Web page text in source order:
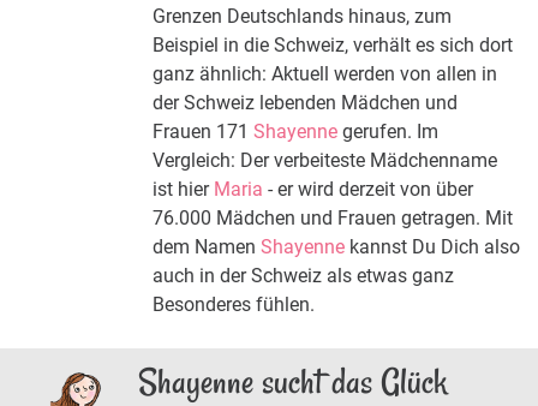
Grenzen Deutschlands hinaus, zum
Beispiel in die Schweiz, verhält es sich dort
ganz ähnlich: Aktuell werden von allen in
der Schweiz lebenden Mädchen und
Frauen 171 Shayenne gerufen. Im
Vergleich: Der verbeiteste Mädchenname
ist hier Maria - er wird derzeit von über
76.000 Mädchen und Frauen getragen. Mit
dem Namen Shayenne kannst Du Dich also
auch in der Schweiz als etwas ganz
Besonderes fühlen.
Shayenne sucht das Glück